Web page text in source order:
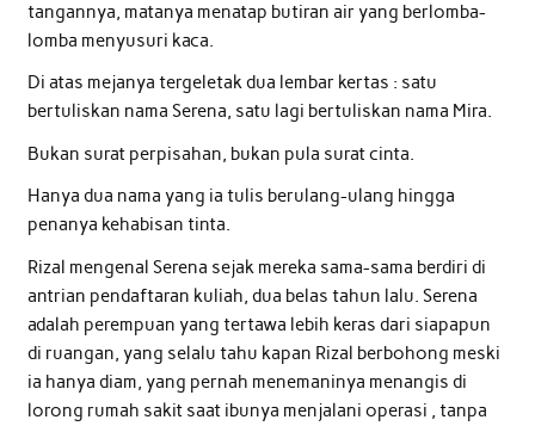
tangannya, matanya menatap butiran air yang berlomba-
lomba menyusuri kaca.
Di atas mejanya tergeletak dua lembar kertas : satu
bertuliskan nama Serena, satu lagi bertuliskan nama Mira.
Bukan surat perpisahan, bukan pula surat cinta.
Hanya dua nama yang ia tulis berulang-ulang hingga
penanya kehabisan tinta.
Rizal mengenal Serena sejak mereka sama-sama berdiri di
antrian pendaftaran kuliah, dua belas tahun lalu. Serena
adalah perempuan yang tertawa lebih keras dari siapapun
di ruangan, yang selalu tahu kapan Rizal berbohong meski
ia hanya diam, yang pernah menemaninya menangis di
lorong rumah sakit saat ibunya menjalani operasi , tanpa